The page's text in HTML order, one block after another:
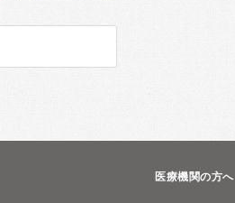
医療機関の方へ